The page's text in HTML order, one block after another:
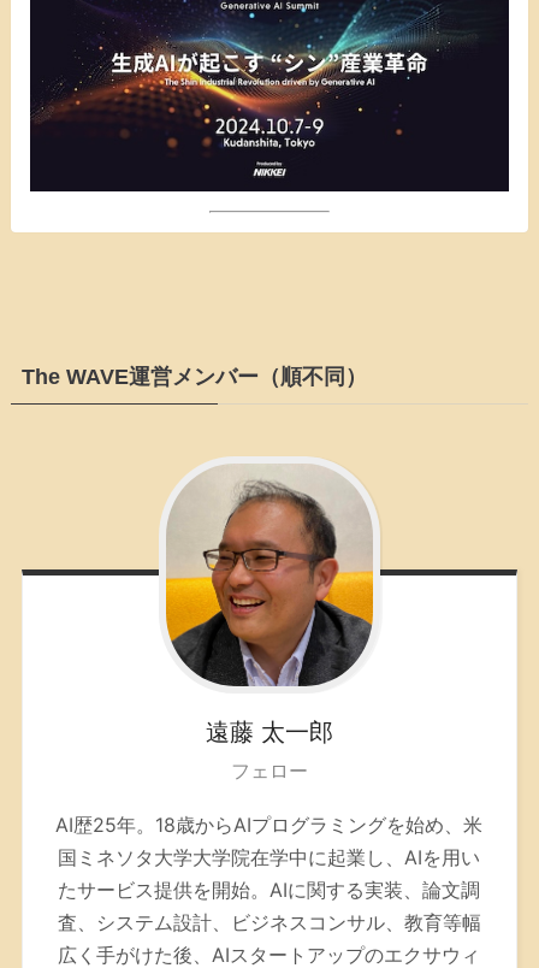
The WAVE運営メンバー（順不同）
遠藤 太一郎
フェロー
AI歴25年。 18歳からAIプログラミングを始め、米
国ミネソタ大学大学院在学中に起業し、AIを用い
たサービス提供を開始。AIに関する実装、論文調
査、システム設計、ビジネスコンサル、教育等幅
広く手がけた後、AIスタートアップのエクサウィ